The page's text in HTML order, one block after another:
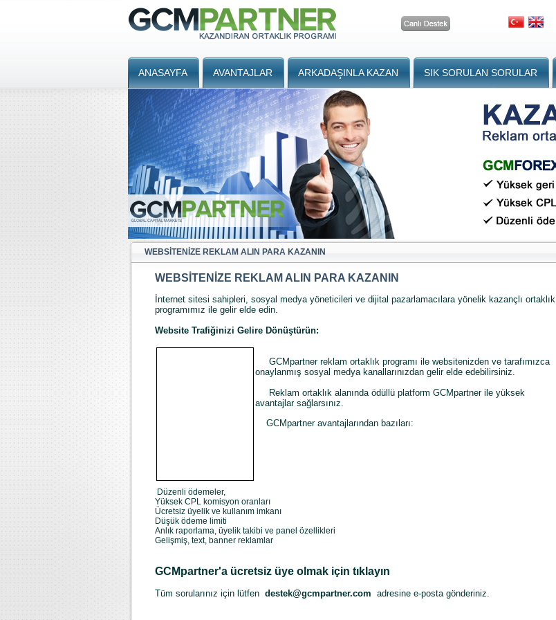
ANASAYFA AVANTAJLAR ARKADAŞINLA KAZAN SIK SORULAN SORULAR
WEBSİTENIZE REKLAM ALIN PARA KAZANIN
WEBSİTENIZE REKLAM ALIN PARA KAZANIN
İnternet sitesi sahipleri, sosyal medya yöneticileri ve dijital pazarlamacılara yönelik kazançlı ortaklık
programımız ile gelir elde edin.
Website Trafiğinizi Gelire Dönüştürün:
GCMpartner reklam ortaklık programı ile websitenizden ve tarafımızca
onaylanmış sosyal medya kanallarınızdan gelir elde edebilirsiniz.
Reklam ortaklık alanında ödüllü platform GCMpartner ile yüksek
avantajlar sağlarsınız.
GCMpartner avantajlarından bazıları:
Düzenli ödemeler,
Yüksek CPL komisyon oranları
Ücretsiz üyelik ve kullanım imkanı
Düşük ödeme limiti
Anlık raporlama, üyelik takibi ve panel özellikleri
Gelişmiş, text, banner reklamlar
GCMpartner'a ücretsiz üye olmak için tıklayın
Tüm sorularınız için lütfen destek@gcmpartner.com adresine e-posta gönderiniz.